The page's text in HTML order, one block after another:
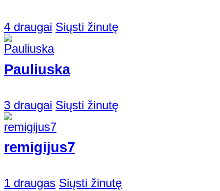
4 draugai Siųsti žinutę
Pauliuska
3 draugai Siųsti žinutę
remigijus7
1 draugas Siųsti žinutę